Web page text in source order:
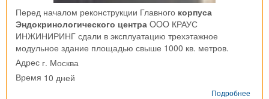
Перед началом реконструкции Главного корпуса
Эндокринологического центра OOO КРАУС
ИНЖИНИРИНГ сдали в эксплуатацию трехэтажное
модульное здание площадью свыше 1000 кв. метров.
Адрес г. Москва
Время 10 дней
Подробнее